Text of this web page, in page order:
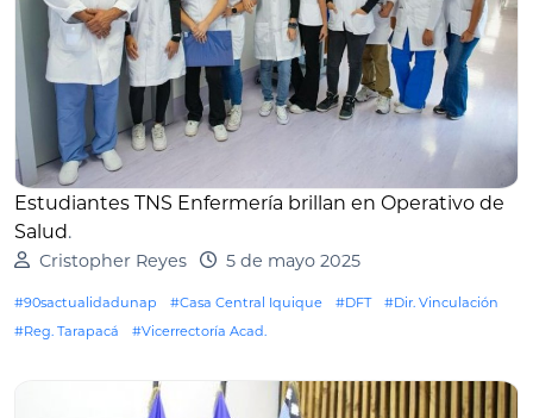
Estudiantes TNS Enfermería brillan en Operativo de
Salud.
Cristopher Reyes 5 de mayo 2025
#90sactualidadunap #Casa Central Iquique #DFT
#Dir. Vinculación
#Reg. Tarapacá
#Vicerrectoría Acad.